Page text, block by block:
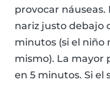
provocar náuseas.
nariz justo debajo
minutos (si el niño
mismo). La mayor
en 5 minutos. Si el